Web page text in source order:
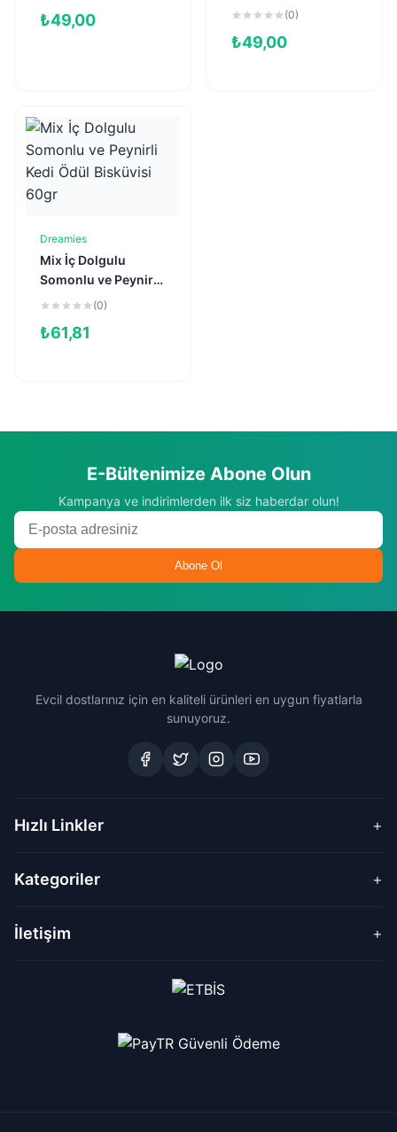
₺49,00
Kemikler için
Kedi Ödül Maması
(0)
₺49,00
Sepete Ekle
Dreamies
Mix İç Dolgulu
Somonlu ve Peynirli
Kedi Ödül Bisküvisi
(0)
₺61,81
E-Bültenimize Abone Olun
Kampanya ve indirimlerden ilk siz haberdar olun!
Abone Ol
Evcil dostlarınız için en kaliteli ürünleri en uygun fiyatlarla
sunuyoruz.
Hızlı Linkler +
Kategoriler +
İletişim +